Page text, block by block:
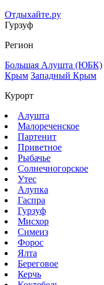
Отдыхайте.ру
Гурзуф
Регион
Большая Алушта (ЮБК)
Крым Западный Крым
Курорт
Алушта
Малореченское
Партенит
Приветное
Рыбачье
Солнечногорское
Утес
Алупка
Гаспра
Гурзуф
Мисхор
Симеиз
Форос
Ялта
Береговое
Керчь